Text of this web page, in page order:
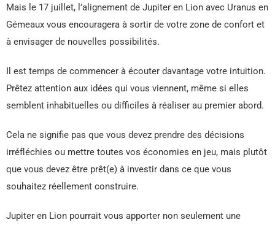
Mais le 17 juillet, l’alignement de Jupiter en Lion avec Uranus en
Gémeaux vous encouragera à sortir de votre zone de confort et
à envisager de nouvelles possibilités.
Il est temps de commencer à écouter davantage votre intuition.
Prêtez attention aux idées qui vous viennent, même si elles
semblent inhabituelles ou difficiles à réaliser au premier abord.
Cela ne signifie pas que vous devez prendre des décisions
irréfléchies ou mettre toutes vos économies en jeu, mais plutôt
que vous devez être prêt(e) à investir dans ce que vous
souhaitez réellement construire.
Jupiter en Lion pourrait vous apporter non seulement une